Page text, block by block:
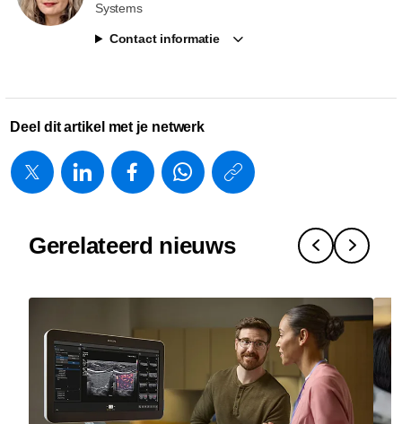
Systems
Contact informatie
Deel dit artikel met je netwerk
https://
voor-
met-
philips-
rembra-
ct.html
Gerelateerd nieuws